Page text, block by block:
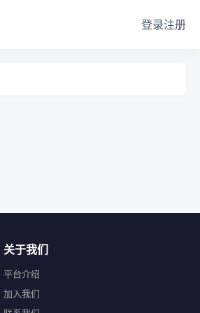
登录注册
关于我们
平台介绍
加入我们